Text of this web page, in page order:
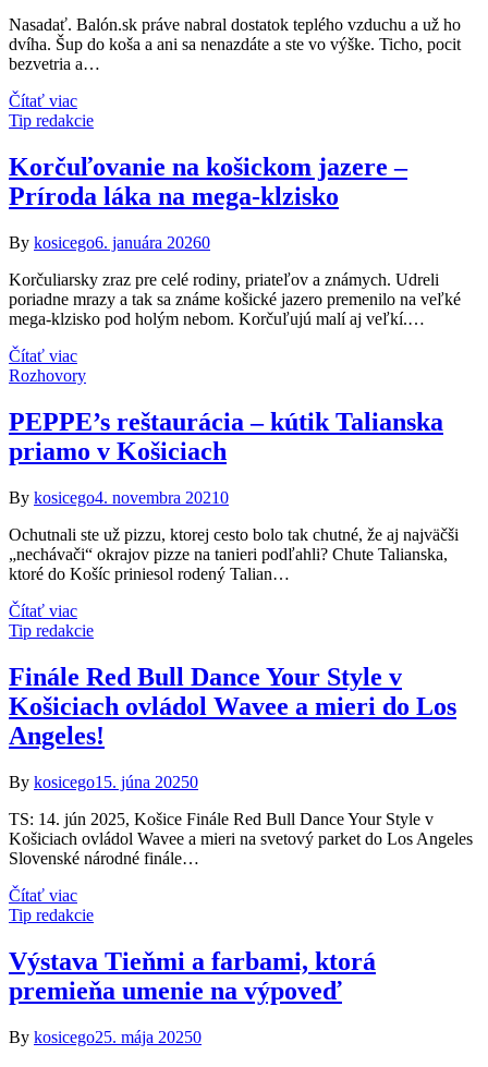
Nasadať. Balón.sk práve nabral dostatok teplého vzduchu a už ho
dvíha. Šup do koša a ani sa nenazdáte a ste vo výške. Ticho, pocit
bezvetria a…
Čítať viac
Tip redakcie
Korčuľovanie na košickom jazere –
Príroda láka na mega-klzisko
By kosicego6. januára 20260
Korčuliarsky zraz pre celé rodiny, priateľov a známych. Udreli
poriadne mrazy a tak sa známe košické jazero premenilo na veľké
mega-klzisko pod holým nebom. Korčuľujú malí aj veľkí.…
Čítať viac
Rozhovory
PEPPE’s reštaurácia – kútik Talianska
priamo v Košiciach
By kosicego4. novembra 20210
Ochutnali ste už pizzu, ktorej cesto bolo tak chutné, že aj najväčši
„nechávači“ okrajov pizze na tanieri podľahli? Chute Talianska,
ktoré do Košíc priniesol rodený Talian…
Čítať viac
Tip redakcie
Finále Red Bull Dance Your Style v
Košiciach ovládol Wavee a mieri do Los
Angeles!
By kosicego15. júna 20250
TS: 14. jún 2025, Košice Finále Red Bull Dance Your Style v
Košiciach ovládol Wavee a mieri na svetový parket do Los Angeles
Slovenské národné finále…
Čítať viac
Tip redakcie
Výstava Tieňmi a farbami, ktorá
premieňa umenie na výpoveď
By kosicego25. mája 20250